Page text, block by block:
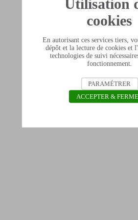
cookies
En autorisant ces services tiers,
dépôt et la lecture de cookies et
technologies de suivi
fonctionnement.
PARAMÉTRER
ACCEPTER &